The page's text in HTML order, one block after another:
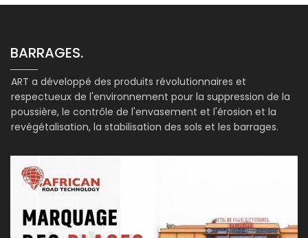
BARRAGES.
ART a développé des produits révolutionnaires et
respectueux de l'environnement pour la suppression de la
poussière, le contrôle de l'envasement et l'érosion et la
revégétalisation, la stabilisation des sols et les barrages.